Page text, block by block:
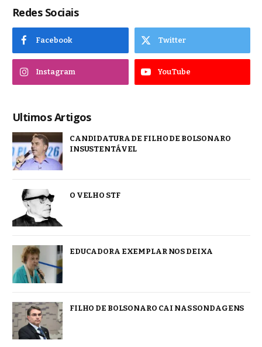
Redes Sociais
Facebook Twitter
Instagram YouTube
Ultimos Artigos
CANDIDATURA DE FILHO DE BOLSONARO
INSUSTENTÁVEL
O VELHO STF
EDUCADORA EXEMPLAR NOS DEIXA
FILHO DE BOLSONARO CAI NAS SONDAGENS